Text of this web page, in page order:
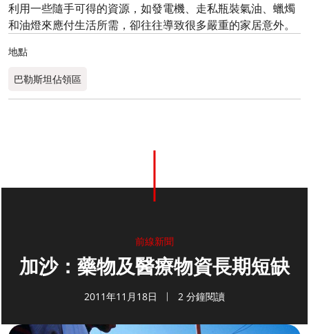
利用一些隨手可得的資源，如發電機、走私瓶裝氣油、蠟燭
和油燈來應付生活所需，卻往往導致很多嚴重的家居意外。
地點
巴勒斯坦佔領區
前線新聞
加沙：藥物及醫療物資長期短缺
2011年11月18日 2 分鐘閱讀